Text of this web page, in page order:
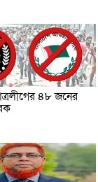
৪৮ জনের